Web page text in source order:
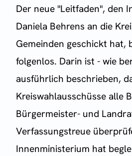
Der neue "Leitfaden", den
Daniela Behrens an die
Gemeinden geschickt hat,
folgenlos. Darin ist - wie
ausführlich beschrieben,
Kreiswahlausschüsse alle
Bürgermeister- und
Verfassungstreue
Innenministerium hat